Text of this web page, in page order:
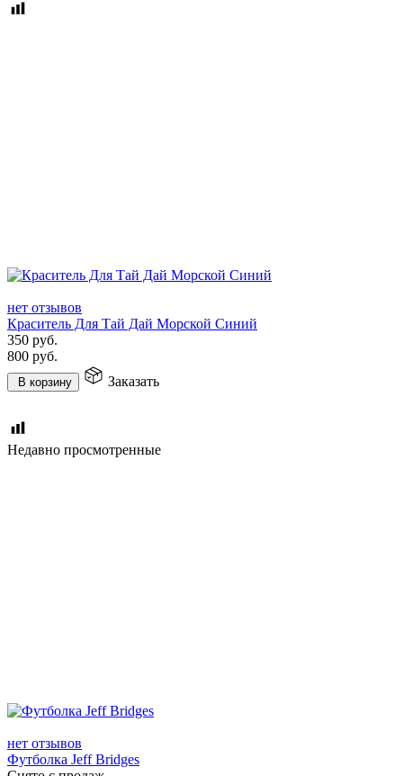
нет отзывов
Краситель Для Тай Дай Морской Синий
350 руб.
800 руб.
В корзину Заказать
Недавно просмотренные
нет отзывов
Футболка Jeff Bridges